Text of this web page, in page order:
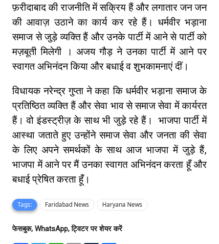
फ़रीदाबाद की राजनीति में सक्रिय हैं और लगातार जन जन
की आवाज़ उठाने का कार्य कर रहे हैं। धर्मवीर भड़ाना
समाज से जुड़े व्यक्ति हैं और उनके पार्टी में आने से पार्टी को
मज़बूती मिलेगी । अजय गौड़ ने उनका पार्टी में आने पर
स्वागत अभिनंदन किया और बधाई व शुभकामनाएं दीं।
विधायक नरेन्द्र गुप्ता ने कहा कि धर्मवीर भड़ाना समाज के
प्रतिष्ठित व्यक्ति हैं और सेवा भाव से समाज सेवा में कार्यरत
हैं। वो इंडस्ट्रीज़ के साथ भी जुड़े रहे हैं। भाजपा पार्टी में
आस्था जताते हुए उन्होंने समाज सेवा और जनता की सेवा
के लिए अपने समर्थकों के साथ आज भाजपा में जुड़े हैं,
भाजपा में आने पर मैं उनका स्वागत अभिनंदन करता हूँ और
बधाई प्रेषित करता हूँ।
Tags: Faridabad News Haryana News
फेसबुक, WhatsApp, ट्विटर पर शेयर करें